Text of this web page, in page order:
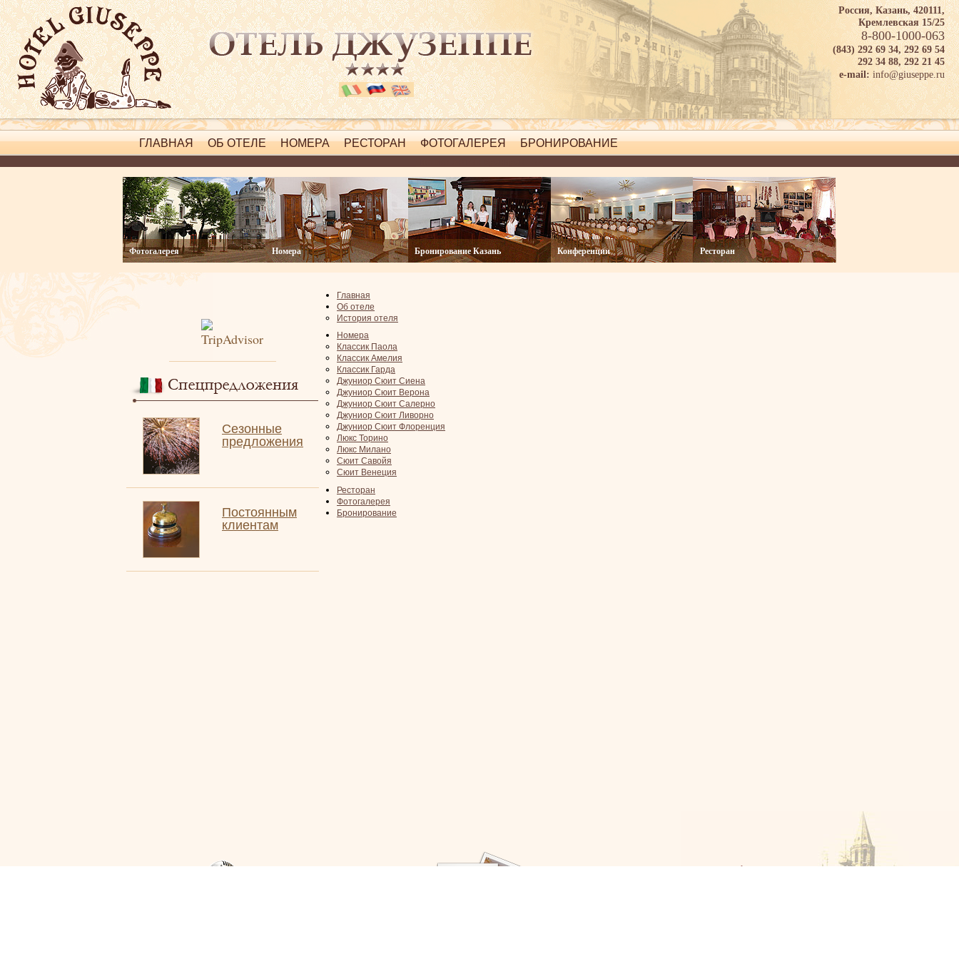
Россия, Казань, 420111,
Кремлевская 15/25
8-800-1000-063
(843) 292 69 34, 292 69 54
292 34 88, 292 21 45
e-mail:info@giuseppe.ru
ГЛАВНАЯ ОБ ОТЕЛЕ НОМЕРА РЕСТОРАН ФОТОГАЛЕРЕЯ БРОНИРОВАНИЕ
Фотогалерея Номера Бронирование Казань Конференции Ресторан
Сезонные
предложения
Постоянным
клиентам
Главная
Об отеле
История отеля
Номера
Классик Паола
Классик Амелия
Классик Гарда
Джуниор Сюит Сиена
Джуниор Сюит Верона
Джуниор Сюит Салерно
Джуниор Сюит Ливорно
Джуниор Сюит Флоренция
Люкс Торино
Люкс Милано
Сюит Савойя
Сюит Венеция
Ресторан
Фотогалерея
Бронирование